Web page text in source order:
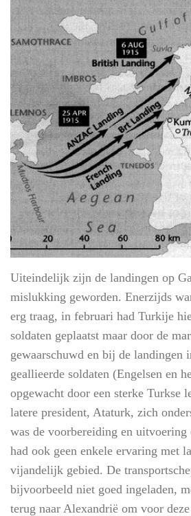
Uiteindelijk zijn de landingen op
mislukking geworden. Enerzijds
erg traag, in februari had Turkije
soldaten geplaatst maar door de
gewaarschuwd en bij de landingen
geallieerde soldaten (Engelsen en
opgewacht door een sterke Turkse
latere president, Ataturk, zich
was de voorbereiding en uitvoering
had ook geen enkele ervaring met
vijandelijk gebied. De
bijvoorbeeld niet goed ingeladen,
terug naar Alexandrië om voor